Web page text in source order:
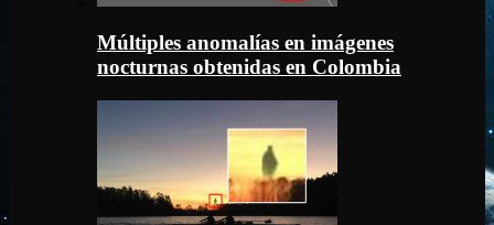
Múltiples anomalías en imágenes
nocturnas obtenidas en Colombia